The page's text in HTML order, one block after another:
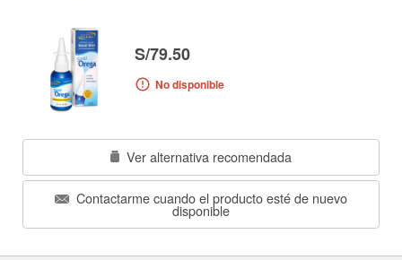
S/79.50
No disponible
Ver alternativa recomendada
Contactarme cuando el producto esté de nuevo
disponible